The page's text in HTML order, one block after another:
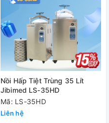
Nồi Hấp Tiệt Trùng 35 Lít
Jibimed LS-35HD
Mã: LS-35HD
Liên hệ